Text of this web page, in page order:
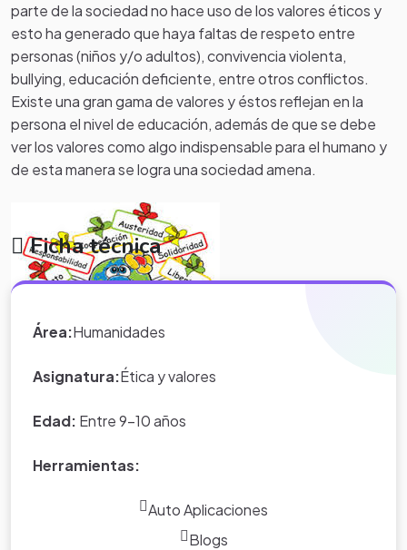
parte de la sociedad no hace uso de los valores éticos y
esto ha generado que haya faltas de respeto entre
personas (niños y/o adultos), convivencia violenta,
bullying, educación deficiente, entre otros conflictos.
Existe una gran gama de valores y éstos reflejan en la
persona el nivel de educación, además de que se debe
ver los valores como algo indispensable para el humano y
de esta manera se logra una sociedad amena.
Ficha técnica
Área:Humanidades
Asignatura:Ética y valores
Edad: Entre 9-10 años
Herramientas:
Auto Aplicaciones
Blogs